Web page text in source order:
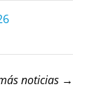
noticias →